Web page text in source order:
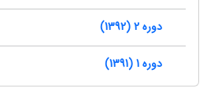
دوره 2 (1392)
دوره 1 (1391)